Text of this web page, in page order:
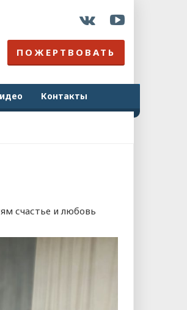
ПОЖЕРТВОВАТЬ
Контакты
счастье и любовь